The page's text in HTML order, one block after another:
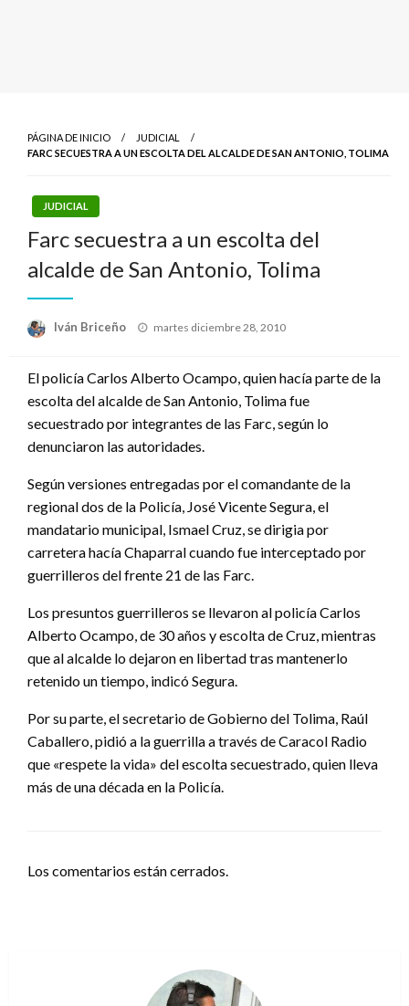
PÁGINA DE INICIO
JUDICIAL
FARC SECUESTRA A UN ESCOLTA DEL ALCALDE DE SAN ANTONIO, TOLIMA
JUDICIAL
Farc secuestra a un escolta del
alcalde de San Antonio, Tolima
Iván Briceño
Publicado
martes diciembre 28, 2010
El policía Carlos Alberto Ocampo, quien hacía parte de la
escolta del alcalde de San Antonio, Tolima fue
secuestrado por integrantes de las Farc, según lo
denunciaron las autoridades.
Según versiones entregadas por el comandante de la
regional dos de la Policía, José Vicente Segura, el
mandatario municipal, Ismael Cruz, se dirigia por
carretera hacía Chaparral cuando fue interceptado por
guerrilleros del frente 21 de las Farc.
Los presuntos guerrilleros se llevaron al policía Carlos
Alberto Ocampo, de 30 años y escolta de Cruz, mientras
que al alcalde lo dejaron en libertad tras mantenerlo
retenido un tiempo, indicó Segura.
Por su parte, el secretario de Gobierno del Tolima, Raúl
Caballero, pidió a la guerrilla a través de Caracol Radio
que «respete la vida» del escolta secuestrado, quien lleva
más de una década en la Policía.
Los comentarios están cerrados.